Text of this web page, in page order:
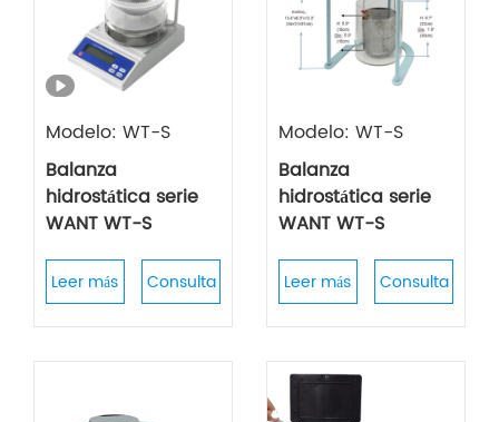
Modelo: WT-S
Balanza
hidrostática serie
WANT WT-S
Leer más Consulta
Modelo: WT-S
Balanza
hidrostática serie
WANT WT-S
Leer más Consulta